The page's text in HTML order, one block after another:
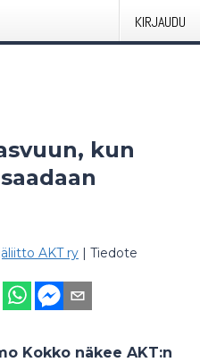
KIRJAUDU
kun
AKT ry | Tiedote
Kokko näkee AKT:n